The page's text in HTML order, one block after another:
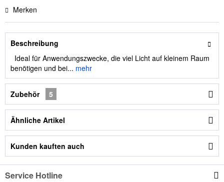
Merken
Beschreibung
Ideal für Anwendungszwecke, die viel Licht auf kleinem Raum
benötigen und bei... mehr
Zubehör 5
Ähnliche Artikel
Kunden kauften auch
Service Hotline